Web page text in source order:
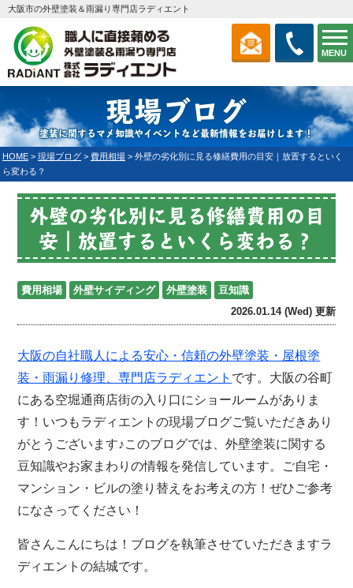
MENU
大阪市の外壁塗装＆雨漏り専門店ラディエント
現場ブログ
塗装に関するマメ知識やイベントなど最新情報をお届けします！
HOME > 現場ブログ > 費用相場 > 外壁の劣化別に見る修繕費用の目安｜放置するといく
ら変わる？
外壁の劣化別に見る修繕費用の目
安｜放置するといくら変わる？
費用相場 外壁サイディング 外壁塗装
豆知識
2026.01.14 (Wed) 更新
大阪の自社職人による安心・信頼の外壁塗装・屋根塗
装・雨漏り修理、専門店ラディエント です。大阪の谷町
にある空堀通商店街の入り口にショールームがありま
す！いつもラディエントの現場ブログご覧いただきあり
がとうございます♪このブログでは、外壁塗装に関する
豆知識やお家まわりの情報を発信しています。ご自宅・
マンション・ビルの塗り替えをお考えの方！ぜひご参考
になさってください！
皆さんこんにちは！ブログを執筆させていただきますラ
ディエントの結城です。